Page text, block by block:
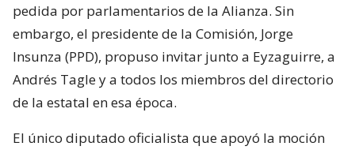
pedida por parlamentarios de la Alianza. Sin
embargo, el presidente de la Comisión, Jorge
Insunza (PPD), propuso invitar junto a Eyzaguirre, a
Andrés Tagle y a todos los miembros del directorio
de la estatal en esa época.
El único diputado oficialista que apoyó la moción